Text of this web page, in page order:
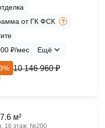
от ГК ФСК
₽/мес
Ещё
10 146 960 ₽
м²
16 этаж, №200